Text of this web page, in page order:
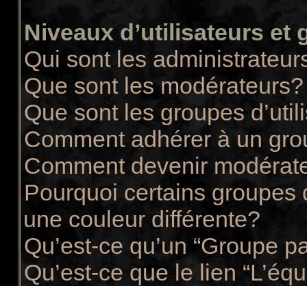
Niveaux d’utilisateurs et
Qui sont les
Que sont les modérateurs?
Que sont les groupes
Comment adhérer à un
Comment devenir
Pourquoi certains groupes
une couleur différente?
Qu’est-ce qu’un “Groupe
Qu’est-ce que le lien